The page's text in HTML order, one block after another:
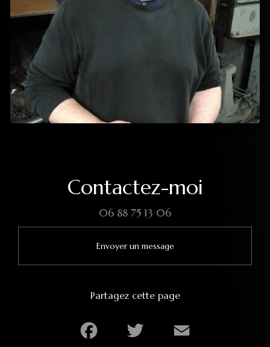
Contactez-moi
06 88 75 13 06
Envoyer un message
Partagez cette page